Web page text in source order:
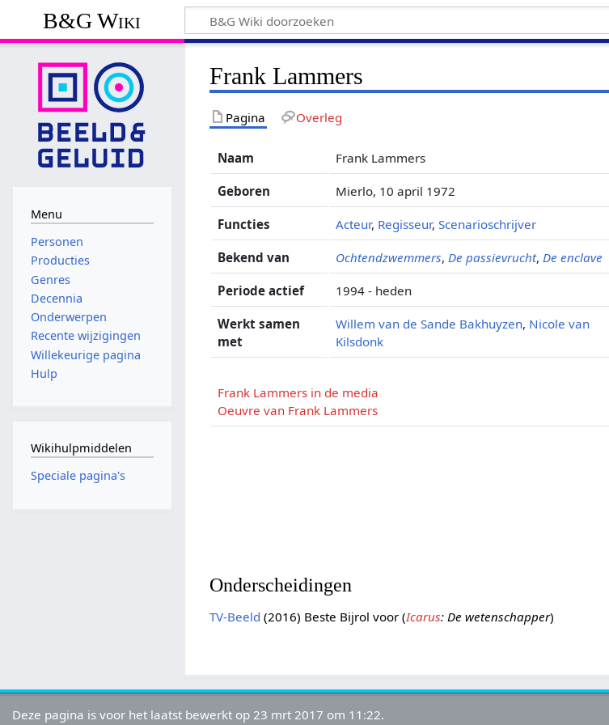
B&G Wiki
Frank Lammers
Pagina Overleg
Naam Frank Lammers
Geboren Mierlo, 10 april 1972
Functies Acteur, Regisseur,Scenarioschrijver
Bekend van Ochtendzwemmers, De passievrucht, De enclave
Periode actief 1994 - heden
Werkt samen
met
Willem van de Sande Bakhuyzen, Nicole van
Kilsdonk
Frank Lammers in de media
Oeuvre van Frank Lammers
Onderscheidingen
TV-Beeld (2016) Beste Bijrol voor (Icarus: De wetenschapper)
Menu
Personen
Producties
Genres
Decennia
Onderwerpen
Recente wijzigingen
Willekeurige pagina
Hulp
Wikihulpmiddelen
Speciale pagina's
Deze pagina is voor het laatst bewerkt op 23 mrt 2017 om 11:22.